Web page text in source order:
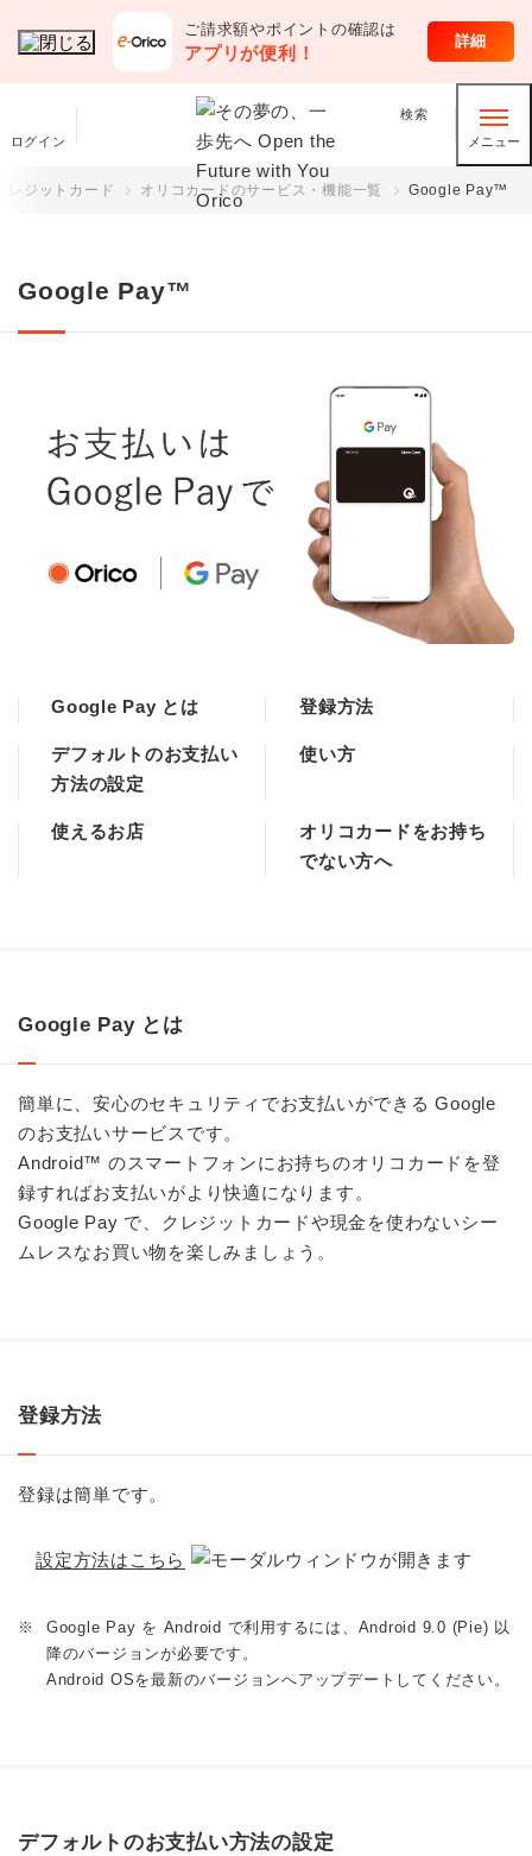
ご請求額やポイントの確認は
アプリが便利！
詳細
ログイン
検索
メニュー
クレジットカード
レジットカード オリコカードのサービス・機能一覧 Google Pay™
Google Pay™
Google Pay とは 登録方法
デフォルトのお支払い
方法の設定
使い方
使えるお店
オリコカードをお持ち
でない方へ
Google Pay とは
簡単に、安心のセキュリティでお支払いができる Google
のお支払いサービスです。
Android™ のスマートフォンにお持ちのオリコカードを登
録すればお支払いがより快適になります。
Google Pay で、クレジットカードや現金を使わないシー
ムレスなお買い物を楽しみましょう。
登録方法
登録は簡単です。
設定方法はこちら
※
Google Pay を Android で利用するには、Android 9.0 (Pie) 以
降のバージョンが必要です。
Android OSを最新のバージョンへアップデートしてください。
デフォルトのお支払い方法の設定